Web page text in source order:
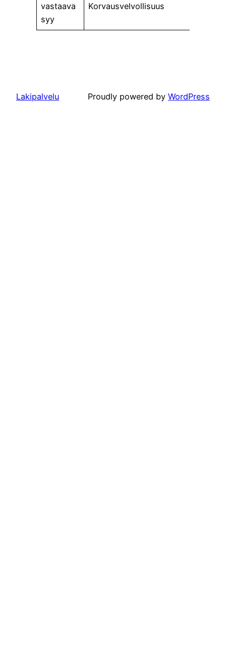
vastaava
syy
Korvausvelvollisuus
Lakipalvelu Proudly powered by WordPress